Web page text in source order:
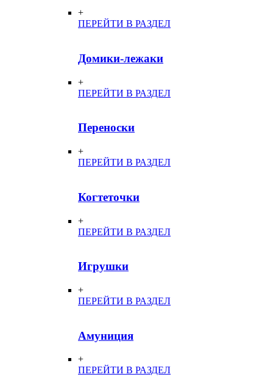
+
ПЕРЕЙТИ В РАЗДЕЛ
Домики-лежаки
+
ПЕРЕЙТИ В РАЗДЕЛ
Переноски
+
ПЕРЕЙТИ В РАЗДЕЛ
Когтеточки
+
ПЕРЕЙТИ В РАЗДЕЛ
Игрушки
+
ПЕРЕЙТИ В РАЗДЕЛ
Амуниция
+
ПЕРЕЙТИ В РАЗДЕЛ